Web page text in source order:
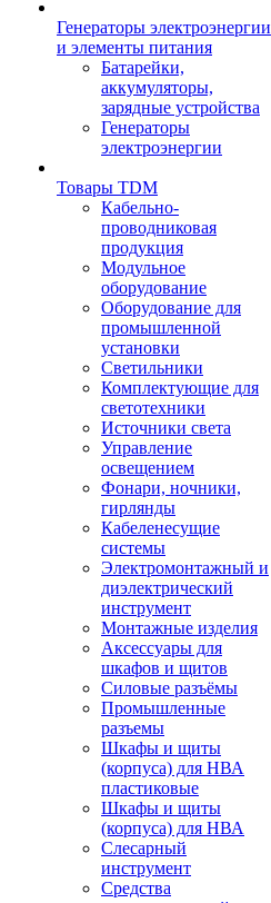
Генераторы электроэнергии
и элементы питания
Батарейки,
аккумуляторы,
зарядные устройства
Генераторы
электроэнергии
Товары TDM
Кабельно-
проводниковая
продукция
Модульное
оборудование
Оборудование для
промышленной
установки
Светильники
Комплектующие для
светотехники
Источники света
Управление
освещением
Фонари, ночники,
гирлянды
Кабеленесущие
системы
Электромонтажный и
диэлектрический
инструмент
Монтажные изделия
Аксессуары для
шкафов и щитов
Силовые разъёмы
Промышленные
разъемы
Шкафы и щиты
(корпуса) для НВА
пластиковые
Шкафы и щиты
(корпуса) для НВА
Слесарный
инструмент
Средства